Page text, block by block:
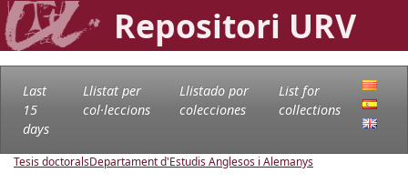
Repositori URV
Last
15
days
Llistat per
col·leccions
Llistado por
colecciones
List for
collections
Tesis doctoralsDepartament d'Estudis Anglesos i Alemanys